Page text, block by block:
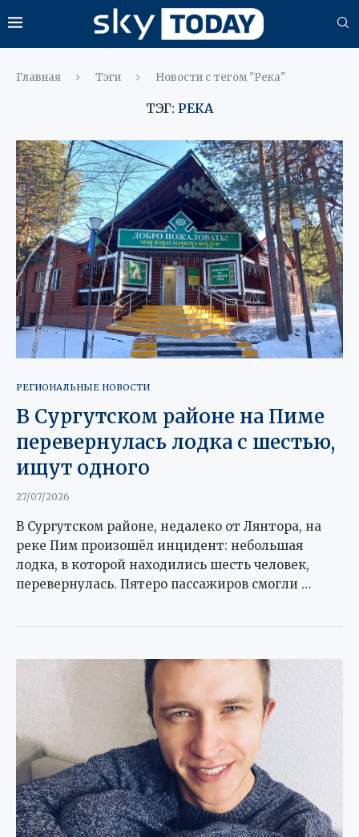
Главная Тэги Новости с тегом "Река"
ТЭГ: РЕКА
РЕГИОНАЛЬНЫЕ НОВОСТИ
В Сургутском районе на Пиме
перевернулась лодка с шестью,
ищут одного
27/07/2026
В Сургутском районе, недалеко от Лянтора, на
реке Пим произошёл инцидент: небольшая
лодка, в которой находились шесть человек,
перевернулась. Пятеро пассажиров смогли …